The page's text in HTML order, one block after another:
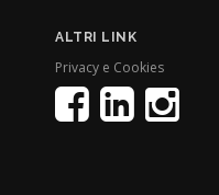
ALTRI LINK
Privacy e Cookies